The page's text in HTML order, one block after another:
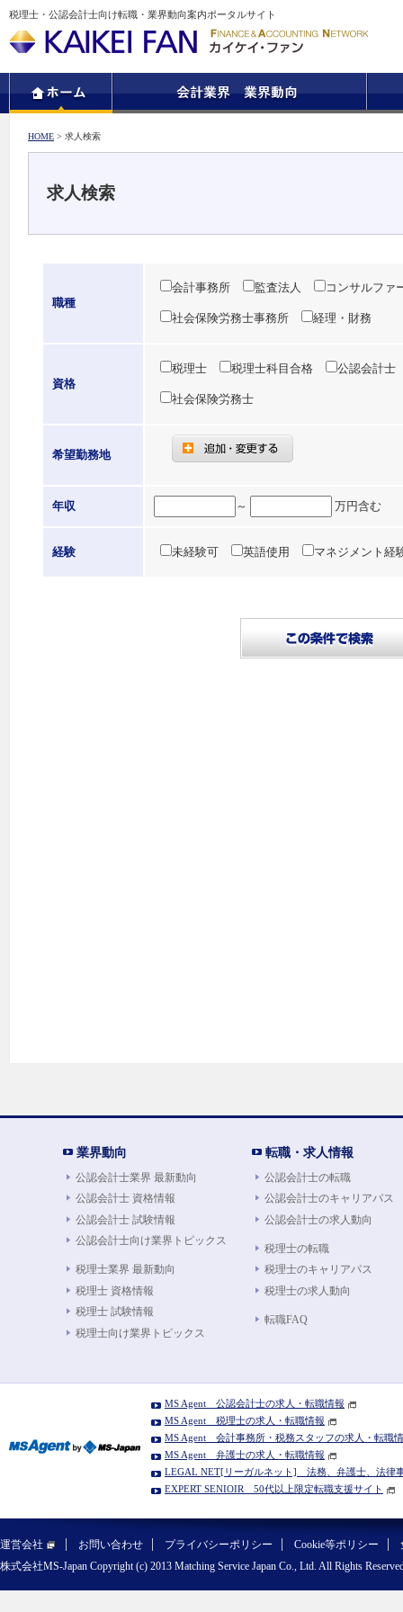
税理士・公認会計士向け転職・業界動向案内ポータルサイト
HOME > 求人検索
求人検索
職種
会計事務所 監査法人 コンサルファ
社会保険労務士事務所 経理・財務
資格
税理士 税理士科目合格 公認会計士
社会保険労務士
希望勤務地
年収 ～ 万円含む
経験 未経験可 英語使用 マネジメント経
業界動向
公認会計士業界 最新動向
公認会計士 資格情報
公認会計士 試験情報
公認会計士向け業界トピックス
税理士業界 最新動向
税理士 資格情報
税理士 試験情報
税理士向け業界トピックス
転職・求人情報
公認会計士の転職
公認会計士のキャリアパス
公認会計士の求人動向
税理士の転職
税理士のキャリアパス
税理士の求人動向
転職FAQ
MS Agent 公認会計士の求人・転職情報
MS Agent 税理士の求人・転職情報
MS Agent 会計事務所・税務スタッフの求人・転職
MS Agent 弁護士の求人・転職情報
LEGAL NET[リーガルネット] 法務、弁護士、法律
EXPERT SENIOIR 50代以上限定転職支援サイト
運営会社 お問い合わせ プライバシーポリシー Cookie等ポリシー
株式会社MS-Japan Copyright (c) 2013 Matching Service Japan Co., Ltd. All Rights